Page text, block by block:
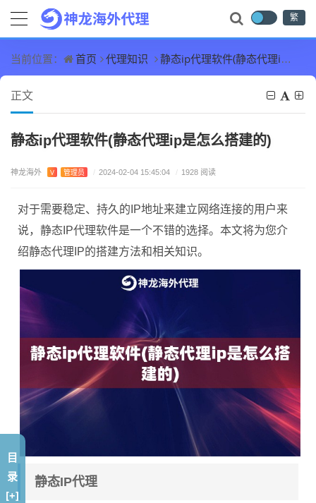
繁
当前位置： 首页 代理知识 静态ip代理软件(静态代理ip是怎么搭建的)
正文
静态ip代理软件(静态代理ip是怎么搭建的)
神龙海外 V 管理员 / 2024-02-04 15:45:04 / 1928 阅读
对于需要稳定、持久的IP地址来建立网络连接的用户来
说，静态IP代理软件是一个不错的选择。本文将为您介
绍静态代理IP的搭建方法和相关知识。
静态IP代理
目
录
[+]